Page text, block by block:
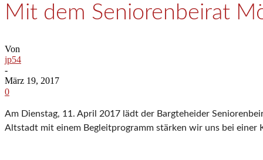
Mit dem Seniorenbeirat
Von
jp54
-
März 19, 2017
0
Am Dienstag, 11. April 2017 lädt der Bargteheider
Altstadt mit einem Begleitprogramm stärken wir uns bei einer